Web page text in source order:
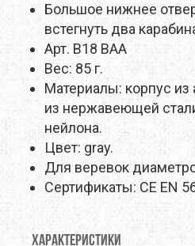
Большое нижнее
встегнуть два
Арт. B18 BAA
Вес: 85 г.
Материалы: корпус
из нержавеющей
нейлона.
Цвет: gray.
Для веревок
Сертификаты: CE EN
ХАРАКТЕРИСТИКИ